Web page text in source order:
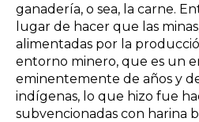
ganadería, o sea, la carne.
lugar de hacer que las
alimentadas por la
entorno minero, que es un
eminentemente de años y
indígenas, lo que hizo fue
subvencionadas con harina